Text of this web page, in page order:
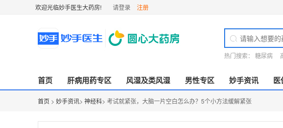
欢迎光临妙手医生大药房! 请登录 注册
热门搜索： 糖尿病
首页 肝病用药专区 风湿及类风湿 男性专区 妙手资讯 医
首页 > 妙手资讯> 神经科> 考试就紧张，大脑一片空白怎么办？5个小方法缓解紧张